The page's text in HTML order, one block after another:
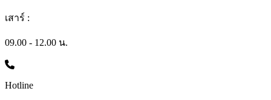
เสาร์ :
09.00 - 12.00 น.
Hotline